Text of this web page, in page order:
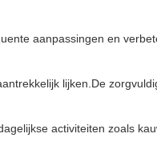
aanpassingen en
lijken.De
activiteiten zoals